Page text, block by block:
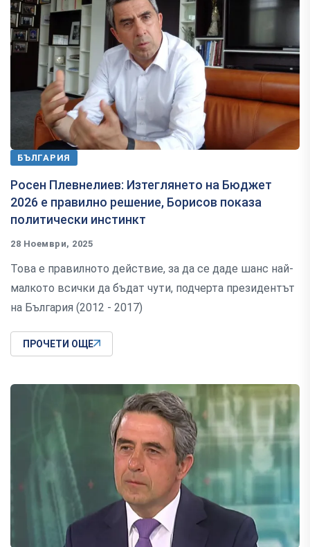
БЪЛГАРИЯ
Росен Плевнелиев: Изтеглянето на Бюджет
2026 е правилно решение, Борисов показа
политически инстинкт
28 Ноември, 2025
Това е правилното действие, за да се даде шанс най-
малкото всички да бъдат чути, подчерта президентът
на България (2012 - 2017)
ПРОЧЕТИ ОЩЕ